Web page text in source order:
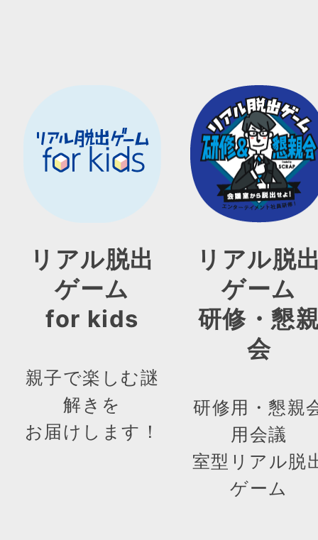
リアル脱出
ゲーム
for kids
親子で楽しむ謎
解きを
お届けします！
リアル脱
ゲーム
研修・懇
会
研修用・懇親
用会議
室型リアル脱
ゲーム